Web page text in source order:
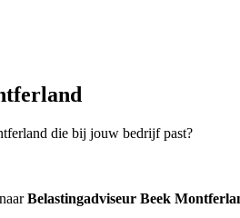
die bij jouw bedrijf past?
Belastingadviseur Beek